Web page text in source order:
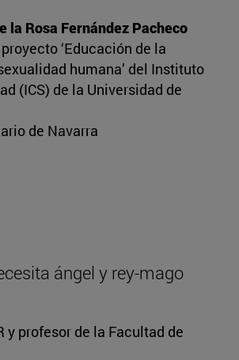
la Rosa Fernández Pacheco
‘Educación de la
humana’ del Instituto
(ICS) de la Universidad de
de Navarra
ángel y rey-mago
y profesor de la Facultad de